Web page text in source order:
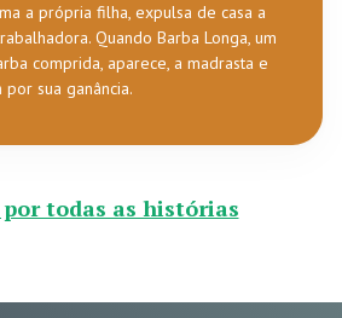
a própria filha, expulsa de casa a
Quando Barba Longa, um
comprida, aparece, a madrasta e
sua ganância.
por todas as histórias